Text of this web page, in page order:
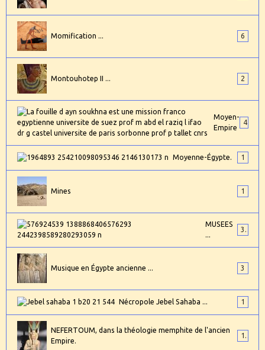
Momification ... 6
Montouhotep II ... 2
Moyen-
Empire
Moyenne-Égypte. 1
Mines 1
MUSEES
...
3
Musique en Égypte ancienne ... 3
Nécropole Jebel Sahaba ... 1
NEFERTOUM, dans la théologie memphite de l'ancien
Empire.
1